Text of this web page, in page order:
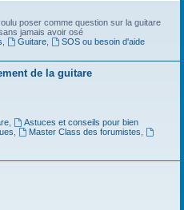
poser comme question sur la guitare
jamais avoir osé
Guitare,
SOS ou besoin d'aide
de la guitare
,
Astuces et conseils pour bien
Master Class des forumistes